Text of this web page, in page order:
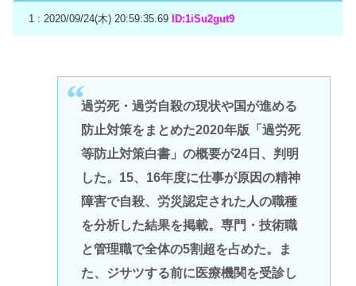
1 : 2020/09/24(木) 20:59:35.69 ID:1iSu2gut9
過労死・過労自殺の現状や国が進める
防止対策をまとめた2020年版「過労死
等防止対策白書」の概要が24日、判明
した。15、16年度に仕事が原因の精神
障害で自殺、労災認定された人の職種
を分析した結果を掲載。専門・技術職
と管理職で全体の5割超を占めた。ま
た、ジサツする前に医療機関を受診し